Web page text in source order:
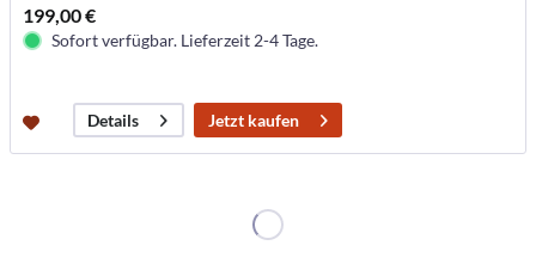
199,00 €
Sofort verfügbar. Lieferzeit 2-4 Tage.
Details Jetzt kaufen